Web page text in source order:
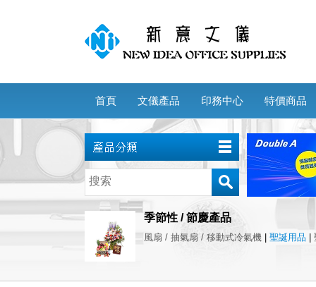
首頁 文儀產品 印務中心 特價商品
季節性 / 節慶產品
風扇 / 抽氣扇 / 移動式冷氣機 聖誕用品